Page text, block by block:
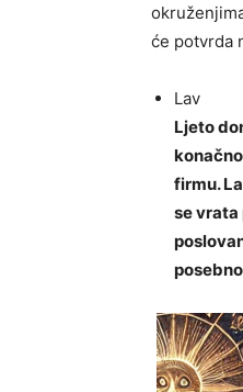
će potvrda
Lav
Ljeto
firmu.
se vrata